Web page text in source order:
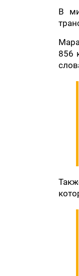
В
856